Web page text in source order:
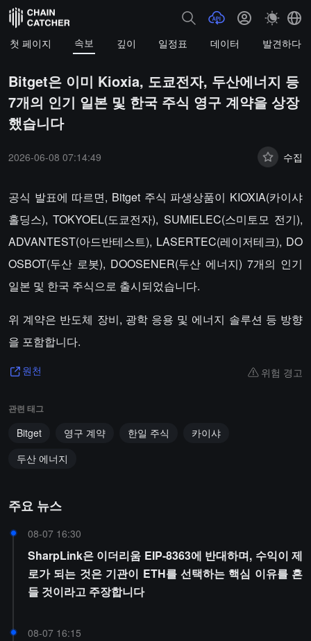
첫 페이지 속보 깊이 일정표 데이터 발견하다
Bitget은 이미 Kioxia, 도쿄전자, 두산에너지 등
7개의 인기 일본 및 한국 주식 영구 계약을 상장
했습니다
2026-06-08 07:14:49 수집
공식 발표에 따르면, Bitget 주식 파생상품이 KIOXIA(카이샤
홀딩스), TOKYOEL(도쿄전자), SUMIELEC(스미토모 전기),
ADVANTEST(아드반테스트), LASERTEC(레이저테크), DO
OSBOT(두산 로봇), DOOSENER(두산 에너지) 7개의 인기
일본 및 한국 주식으로 출시되었습니다.
위 계약은 반도체 장비, 광학 응용 및 에너지 솔루션 등 방향
을 포함합니다.
원천 위험 경고
관련 태그
Bitget 영구 계약 한일 주식
카이샤
두산 에너지
주요 뉴스
08-07 16:30
SharpLink은 이더리움 EIP-8363에 반대하며, 수익이 제
로가 되는 것은 기관이 ETH를 선택하는 핵심 이유를 흔
들 것이라고 주장합니다
08-07 16:15